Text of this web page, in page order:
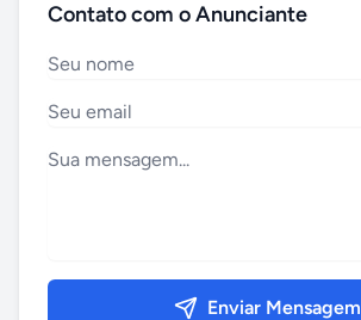
Contato com o Anunciante
Enviar Mensagem